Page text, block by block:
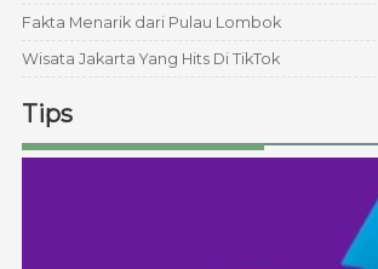
Fakta Menarik dari Pulau Lombok
Wisata Jakarta Yang Hits Di TikTok
Tips